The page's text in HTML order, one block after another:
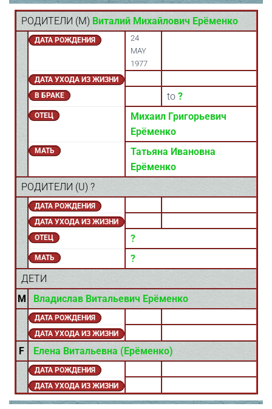
РОДИТЕЛИ (M) Виталий Михайлович Ерёменко
ДАТА РОЖДЕНИЯ
24
MAY
1977
ДАТА УХОДА ИЗ ЖИЗНИ
В БРАКЕ
to ?
ОТЕЦ
Михаил Григорьевич
Ерёменко
МАТЬ
Татьяна Ивановна
Ерёменко
РОДИТЕЛИ (U) ?
ДАТА РОЖДЕНИЯ
ДАТА УХОДА ИЗ ЖИЗНИ
ОТЕЦ
?
МАТЬ
?
ДЕТИ
M
Владислав Витальевич Ерёменко
ДАТА РОЖДЕНИЯ
ДАТА УХОДА ИЗ ЖИЗНИ
F Елена Витальевна (Ерёменко)
ДАТА РОЖДЕНИЯ
ДАТА УХОДА ИЗ ЖИЗНИ